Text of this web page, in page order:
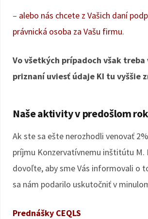
– alebo nás chcete z Vašich daní
právnická osoba za Vašu firmu.
Vo všetkých prípadoch však treba
priznaní uviesť údaje KI tu vyššie
Naše aktivity v predošlom
Ak ste sa ešte nerozhodli venovať
príjmu Konzervatívnemu inštitútu M.
dovoľte, aby sme Vás informovali o
sa nám podarilo uskutočniť v
Prednášky CEQLS